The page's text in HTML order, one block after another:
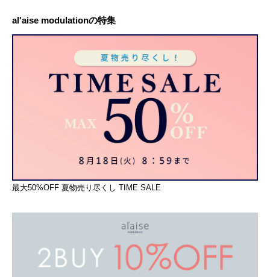
al'aise modulationの特集
最大50%OFF 夏物売り尽くし TIME SALE